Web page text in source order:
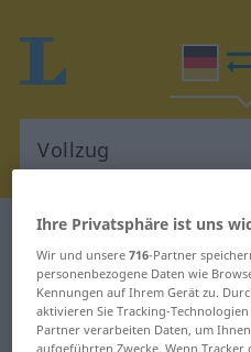
Deutsch-Spanisch
Deutsch-
"Vollzug"
Ihre Privatsphäre ist uns
Wir und unsere716-Partner
personenbezogene Daten wie
Kennungen auf Ihrem Gerät zu.
aktivieren Sie Tracking-
Partner verarbeiten Daten, um
aufgeführten Zwecke. Wenn